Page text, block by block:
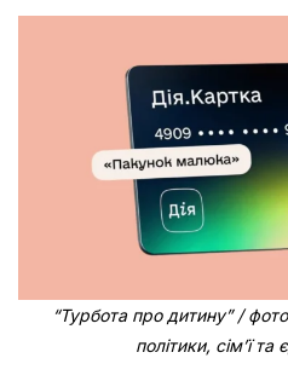
“Турбота про дитину” / фото
політики, сім’ї та